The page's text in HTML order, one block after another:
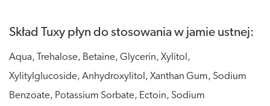
Skład Tuxy płyn do stosowania w jamie ustnej:
Aqua, Trehalose, Betaine, Glycerin, Xylitol,
Xylitylglucoside, Anhydroxylitol, Xanthan Gum, Sodium
Benzoate, Potassium Sorbate, Ectoin, Sodium